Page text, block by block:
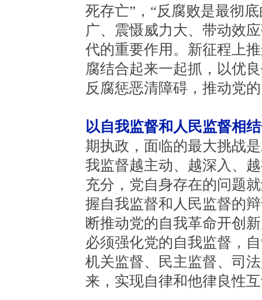
死存亡”，“反腐败是最彻
广、震慑威力大、带动效
代的重要作用。新征程上
腐结合起来一起抓，以优
反腐惩恶清障碍，推动党
以自我监督和人民监督相
期执政，面临的最大挑战
我监督越主动、越深入、
充分，党自身存在的问题
握自我监督和人民监督的
断推动党的自我革命开创
必须强化党的自我监督，
机关监督、民主监督、司
来，实现自律和他律良性